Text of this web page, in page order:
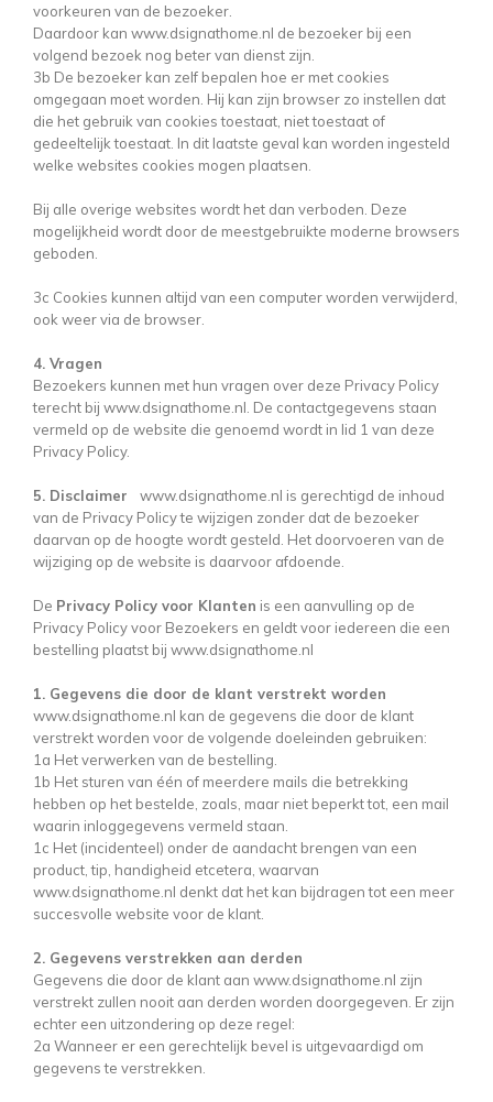
voorkeuren van de bezoeker.
Daardoor kan www.dsignathome.nl de bezoeker bij een
volgend bezoek nog beter van dienst zijn.
3b De bezoeker kan zelf bepalen hoe er met cookies
omgegaan moet worden. Hij kan zijn browser zo instellen dat
die het gebruik van cookies toestaat, niet toestaat of
gedeeltelijk toestaat. In dit laatste geval kan worden ingesteld
welke websites cookies mogen plaatsen.
Bij alle overige websites wordt het dan verboden. Deze
mogelijkheid wordt door de meestgebruikte moderne browsers
geboden.
3c Cookies kunnen altijd van een computer worden verwijderd,
ook weer via de browser.
4. Vragen
Bezoekers kunnen met hun vragen over deze Privacy Policy
terecht bij www.dsignathome.nl. De contactgegevens staan
vermeld op de website die genoemd wordt in lid 1 van deze
Privacy Policy.
5. Disclaimer www.dsignathome.nl is gerechtigd de inhoud
van de Privacy Policy te wijzigen zonder dat de bezoeker
daarvan op de hoogte wordt gesteld. Het doorvoeren van de
wijziging op de website is daarvoor afdoende.
De Privacy Policy voor Klanten is een aanvulling op de
Privacy Policy voor Bezoekers en geldt voor iedereen die een
bestelling plaatst bij www.dsignathome.nl
1. Gegevens die door de klant verstrekt worden
www.dsignathome.nl kan de gegevens die door de klant
verstrekt worden voor de volgende doeleinden gebruiken:
1a Het verwerken van de bestelling.
1b Het sturen van één of meerdere mails die betrekking
hebben op het bestelde, zoals, maar niet beperkt tot, een mail
waarin inloggegevens vermeld staan.
1c Het (incidenteel) onder de aandacht brengen van een
product, tip, handigheid etcetera, waarvan
www.dsignathome.nl denkt dat het kan bijdragen tot een meer
succesvolle website voor de klant.
2. Gegevens verstrekken aan derden
Gegevens die door de klant aan www.dsignathome.nl zijn
verstrekt zullen nooit aan derden worden doorgegeven. Er zijn
echter een uitzondering op deze regel:
2a Wanneer er een gerechtelijk bevel is uitgevaardigd om
gegevens te verstrekken.